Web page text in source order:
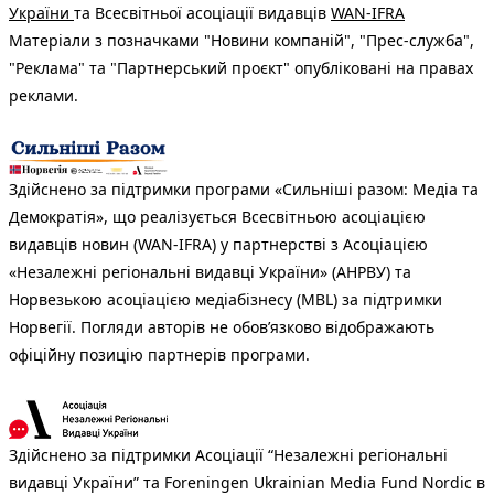
України та Всесвітньої асоціації видавців WAN-IFRA
Матеріали з позначками "Новини компаній", "Прес-служба",
"Реклама" та "Партнерський проєкт" опубліковані на правах
реклами.
Здійснено за підтримки програми «Сильніші разом: Медіа та
Демократія», що реалізується Всесвітньою асоціацією
видавців новин (WAN-IFRA) у партнерстві з Асоціацією
«Незалежні регіональні видавці України» (АНРВУ) та
Норвезькою асоціацією медіабізнесу (MBL) за підтримки
Норвегії. Погляди авторів не обов’язково відображають
офіційну позицію партнерів програми.
Здійснено за підтримки Асоціації “Незалежні регіональні
видавці України” та Foreningen Ukrainian Media Fund Nordic в